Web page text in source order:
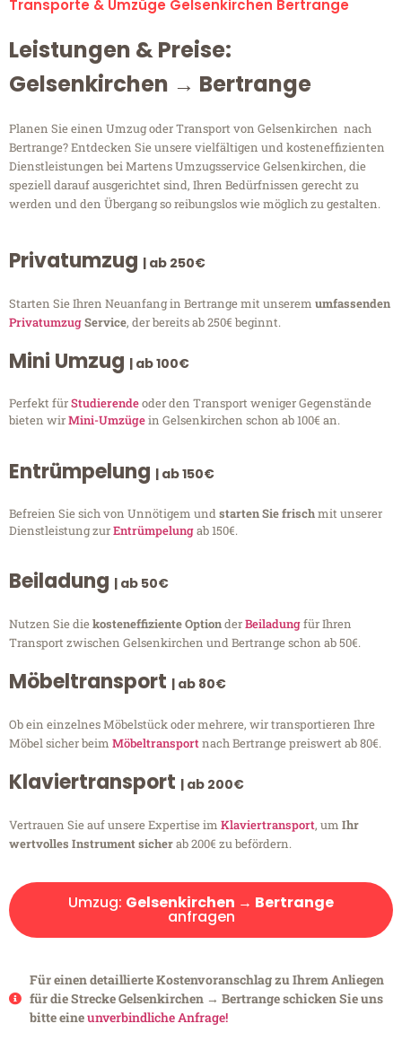
Transporte & Umzüge Gelsenkirchen Bertrange
Leistungen & Preise:
Gelsenkirchen → Bertrange
Planen Sie einen Umzug oder Transport von Gelsenkirchen nach
Bertrange? Entdecken Sie unsere vielfältigen und kosteneffizienten
Dienstleistungen bei Martens Umzugsservice Gelsenkirchen, die
speziell darauf ausgerichtet sind, Ihren Bedürfnissen gerecht zu
werden und den Übergang so reibungslos wie möglich zu gestalten.
Privatumzug | ab 250€
Starten Sie Ihren Neuanfang in Bertrange mit unserem umfassenden
PrivatumzugService, der bereits ab 250€ beginnt.
Mini Umzug | ab 100€
Perfekt fürStudierendeoder den Transport weniger Gegenstände
bieten wirMini-Umzügein Gelsenkirchen schon ab 100€ an.
Entrümpelung | ab 150€
Befreien Sie sich von Unnötigem undstarten Sie frischmit unserer
Dienstleistung zurEntrümpelungab 150€.
Beiladung | ab 50€
Nutzen Sie diekosteneffiziente OptionderBeiladungfür Ihren
Transport zwischen Gelsenkirchen und Bertrange schon ab 50€.
Möbeltransport | ab 80€
Ob ein einzelnes Möbelstück oder mehrere, wir transportieren Ihre
Möbel sicher beim Möbeltransportnach Bertrange preiswert ab 80€.
Klaviertransport | ab 200€
Vertrauen Sie auf unsere Expertise im Klaviertransport, um Ihr
wertvolles Instrument sicherab 200€ zu befördern.
Umzug: Gelsenkirchen → Bertrange
anfragen
Für einen detaillierte Kostenvoranschlag zu Ihrem Anliegen
für die Strecke Gelsenkirchen → Bertrange schicken Sie uns
bitte eineunverbindliche Anfrage!